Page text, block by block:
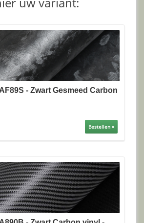
- Zwart Gesmeed Carbon
Bestellen »